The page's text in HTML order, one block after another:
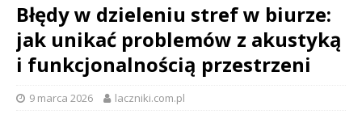
Błędy w dzieleniu stref w biurze:
jak unikać problemów z akustyką
i funkcjonalnością przestrzeni
9 marca 2026 laczniki.com.pl